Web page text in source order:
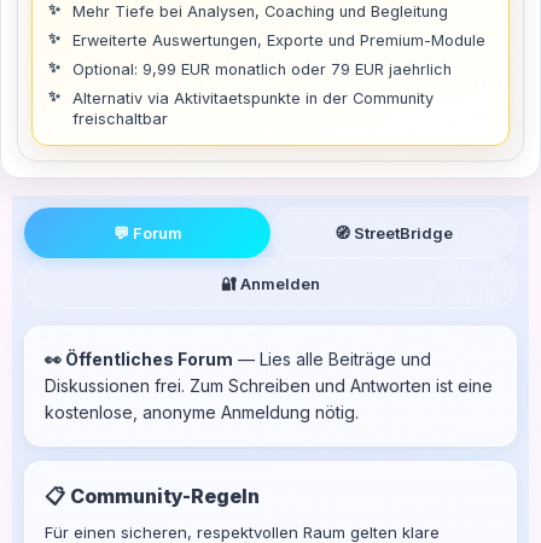
Mehr Tiefe bei Analysen, Coaching und Begleitung
Erweiterte Auswertungen, Exporte und Premium-Module
Optional: 9,99 EUR monatlich oder 79 EUR jaehrlich
Alternativ via Aktivitaetspunkte in der Community
freischaltbar
💬 Forum 🧭 StreetBridge
🔐 Anmelden
👀 Öffentliches Forum — Lies alle Beiträge und
Diskussionen frei. Zum Schreiben und Antworten ist eine
kostenlose, anonyme Anmeldung nötig.
📋 Community-Regeln
Für einen sicheren, respektvollen Raum gelten klare